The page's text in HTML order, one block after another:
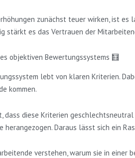
zunächst teuer wirken, ist
stärkt es das Vertrauen der
objektiven Bewertungssystems 🧮
lebt von klaren Kriterien.
kommen.
dass diese Kriterien
herangezogen. Daraus lässt sich ein
verstehen, warum sie in einer